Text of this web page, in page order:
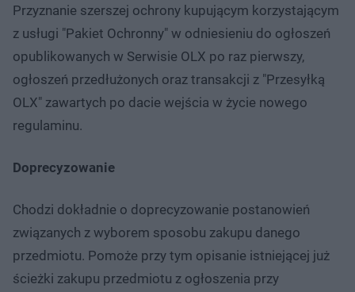
Przyznanie szerszej ochrony kupującym korzystającym
z usługi "Pakiet Ochronny" w odniesieniu do ogłoszeń
opublikowanych w Serwisie OLX po raz pierwszy,
ogłoszeń przedłużonych oraz transakcji z "Przesyłką
OLX" zawartych po dacie wejścia w życie nowego
regulaminu.
Doprecyzowanie
Chodzi dokładnie o doprecyzowanie postanowień
związanych z wyborem sposobu zakupu danego
przedmiotu. Pomoże przy tym opisanie istniejącej już
ścieżki zakupu przedmiotu z ogłoszenia przy